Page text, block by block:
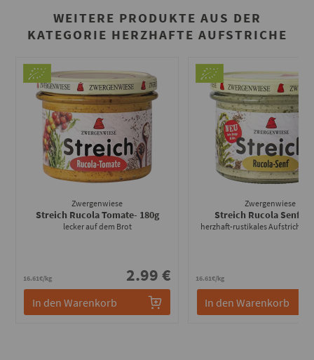
WEITERE PRODUKTE AUS DER
KATEGORIE HERZHAFTE AUFSTRICHE
Zwergenwiese
Streich Rucola Tomate- 180g
lecker auf dem Brot
16.61€/kg 2.99 €
In den Warenkorb
Zwergenwiese
Streich Rucola Senf
herzhaft-rustikales
16.61€/kg
In den Warenkorb